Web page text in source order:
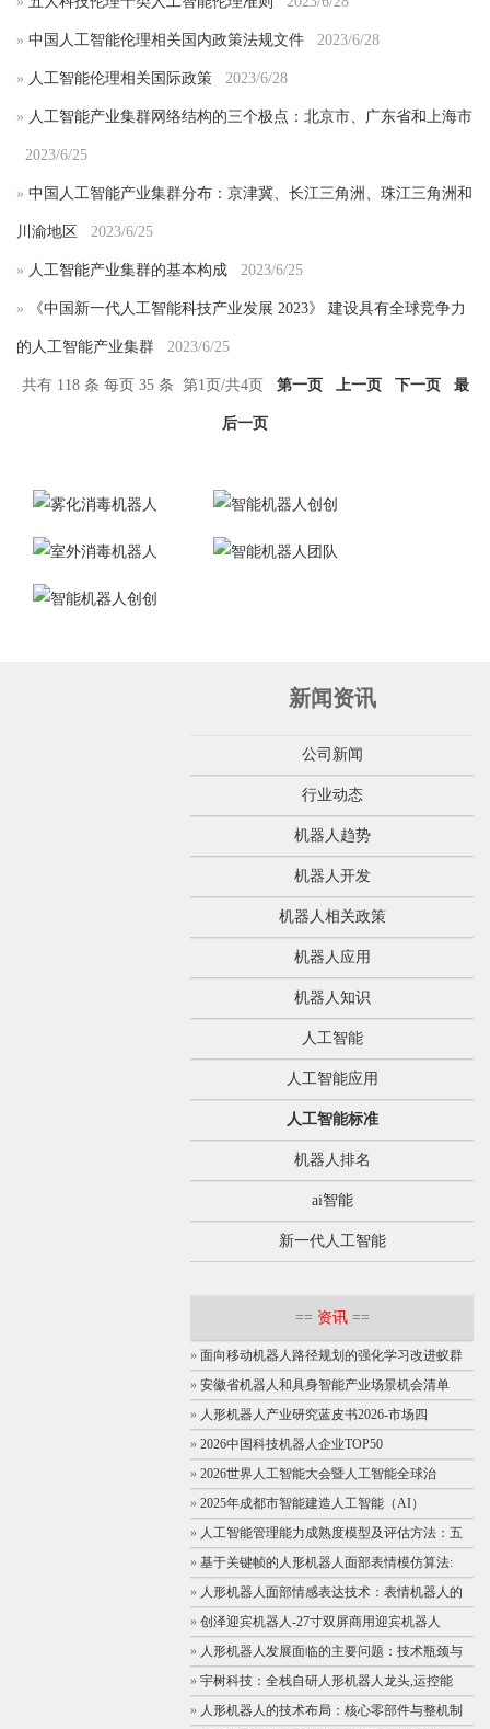
» 中国人工智能伦理相关国内政策法规文件 2023/6/28
» 人工智能伦理相关国际政策 2023/6/28
» 人工智能产业集群网络结构的三个极点：北京市、广东省和上海市
2023/6/25
» 中国人工智能产业集群分布：京津冀、长江三角洲、珠江三角洲和
川渝地区 2023/6/25
» 人工智能产业集群的基本构成 2023/6/25
» 《中国新一代人工智能科技产业发展 2023》 建设具有全球竞争力
的人工智能产业集群 2023/6/25
共有 118 条 每页 35 条 第1页/共4页 第一页 上一页 下一页 最
后一页
新闻资讯
公司新闻
行业动态
机器人趋势
机器人开发
机器人相关政策
机器人应用
机器人知识
人工智能
人工智能应用
人工智能标准
机器人排名
ai智能
新一代人工智能
== 资讯==
» 面向移动机器人路径规划的强化学习改进蚁群
» 安徽省机器人和具身智能产业场景机会清单
» 人形机器人产业研究蓝皮书2026-市场四
» 2026中国科技机器人企业TOP50
» 2026世界人工智能大会暨人工智能全球治
» 2025年成都市智能建造人工智能（AI）
» 人工智能管理能力成熟度模型及评估方法：五
» 基于关键帧的人形机器人面部表情模仿算法:
» 人形机器人面部情感表达技术：表情机器人的
» 创泽迎宾机器人-27寸双屏商用迎宾机器人
» 人形机器人发展面临的主要问题：技术瓶颈与
» 宇树科技：全栈自研人形机器人龙头,运控能
» 人形机器人的技术布局：核心零部件与整机制